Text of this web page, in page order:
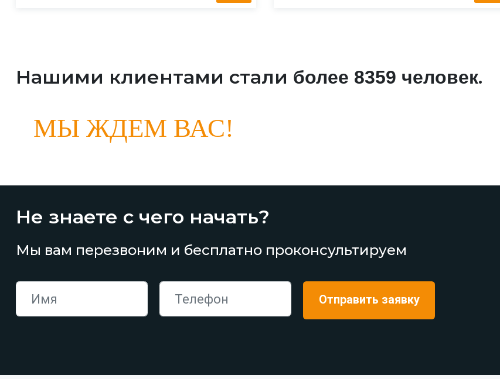
Нашими клиентами стали более 8359 человек.
МЫ ЖДЕМ ВАС!
Не знаете с чего начать?
Мы вам перезвоним и бесплатно проконсультируем